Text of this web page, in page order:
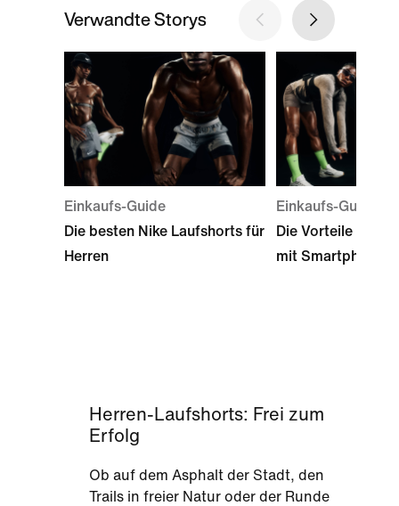
Verwandte Storys
Einkaufs-Guide
Die besten Nike Laufshorts für
Herren
Einkaufs-Guide
Die Vorteile von
mit Smartphone-
Herren-Laufshorts: Frei zum
Erfolg
Ob auf dem Asphalt der Stadt, den
Trails in freier Natur oder der Runde